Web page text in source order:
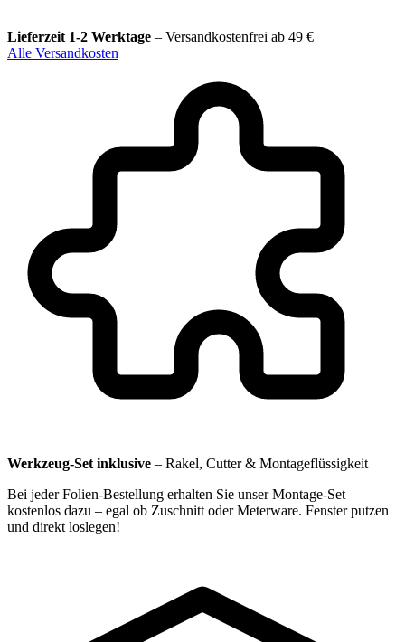
Lieferzeit 1-2 Werktage – Versandkostenfrei ab 49 €
Alle Versandkosten
Werkzeug-Set inklusive – Rakel, Cutter & Montageflüssigkeit
Bei jeder Folien-Bestellung erhalten Sie unser Montage-Set
kostenlos dazu – egal ob Zuschnitt oder Meterware. Fenster putzen
und direkt loslegen!